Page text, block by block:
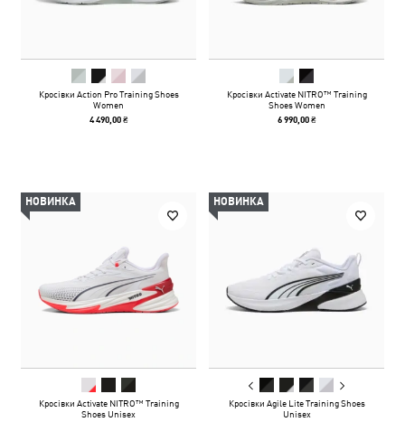
Кросівки Action Pro Training Shoes
Women
4 490,00 ₴
Кросівки Activate NITRO™ Training
Shoes Women
6 990,00 ₴
НОВИНКА
Кросівки Activate NITRO™ Training
Shoes Unisex
НОВИНКА
Кросівки Agile Lite Training Shoes
Unisex